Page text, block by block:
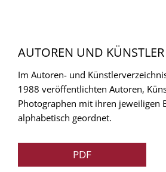
AUTOREN UND KÜNSTLER
Im Autoren- und
1988 veröffentlichten Autoren,
Photographen mit ihren jeweiligen
alphabetisch geordnet.
PDF